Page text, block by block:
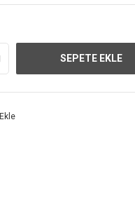
SEPETE EKLE